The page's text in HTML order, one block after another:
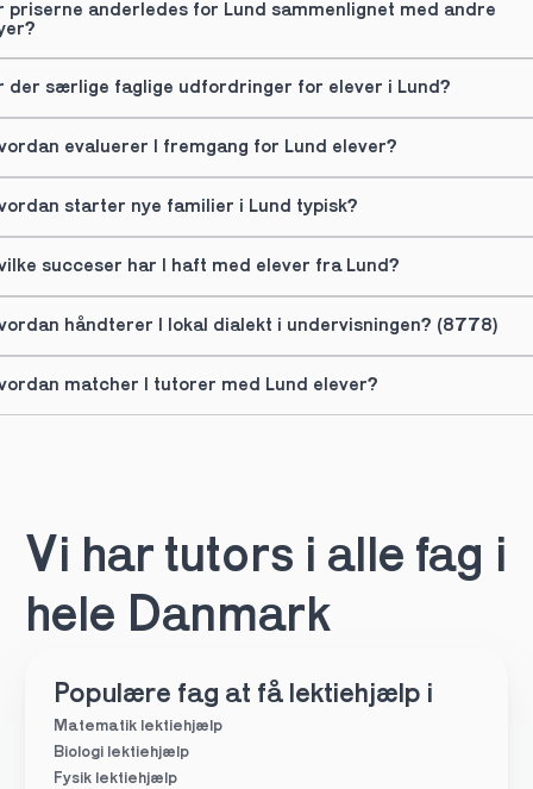
priserne anderledes for Lund sammenlignet med andre
der særlige faglige udfordringer for elever i Lund?
evaluerer I fremgang for Lund elever?
starter nye familier i Lund typisk?
succeser har I haft med elever fra Lund?
håndterer I lokal dialekt i undervisningen? (8778)
matcher I tutorer med Lund elever?
Vi har tutors i alle fag i
hele Danmark
Populære fag at få lektiehjælp i
Matematik lektiehjælp
Biologi lektiehjælp
Fysik lektiehjælp